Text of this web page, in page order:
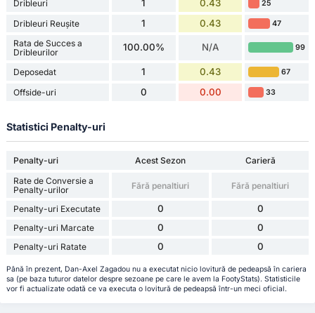
Dribleuri 1 0.43 25
Dribleuri Reușite 1 0.43 47
Rata de Succes a
Dribleurilor
100.00% N/A 99
Deposedat 1 0.43 67
Offside-uri 0 0.00 33
Statistici Penalty-uri
Penalty-uri Acest Sezon
Carieră
Rate de Conversie a
Penalty-urilor
Fără penaltiuri Fără penaltiuri
Penalty-uri Executate 0 0
Penalty-uri Marcate 0 0
Penalty-uri Ratate 0 0
Până în prezent, Dan-Axel Zagadou nu a executat nicio lovitură de pedeapsă în cariera
sa (pe baza tuturor datelor despre sezoane pe care le avem la FootyStats). Statisticile
vor fi actualizate odată ce va executa o lovitură de pedeapsă într-un meci oficial.